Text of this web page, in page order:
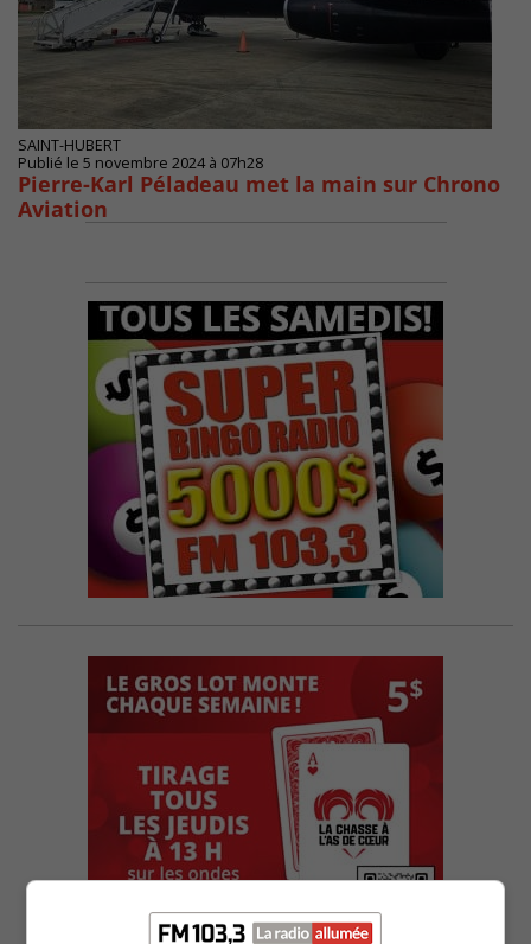
SAINT-HUBERT
Publié le 5 novembre 2024 à 07h28
Pierre-Karl Péladeau met la main sur Chrono
Aviation